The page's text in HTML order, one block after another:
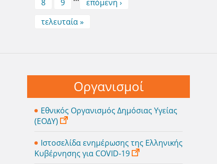
8
9
επόμενη ›
τελευταία »
Οργανισμοί
Εθνικός Οργανισμός Δημόσιας Υγείας
(ΕΟΔΥ)
Ιστοσελίδα ενημέρωσης της Ελληνικής
Κυβέρνησης για COVID-19